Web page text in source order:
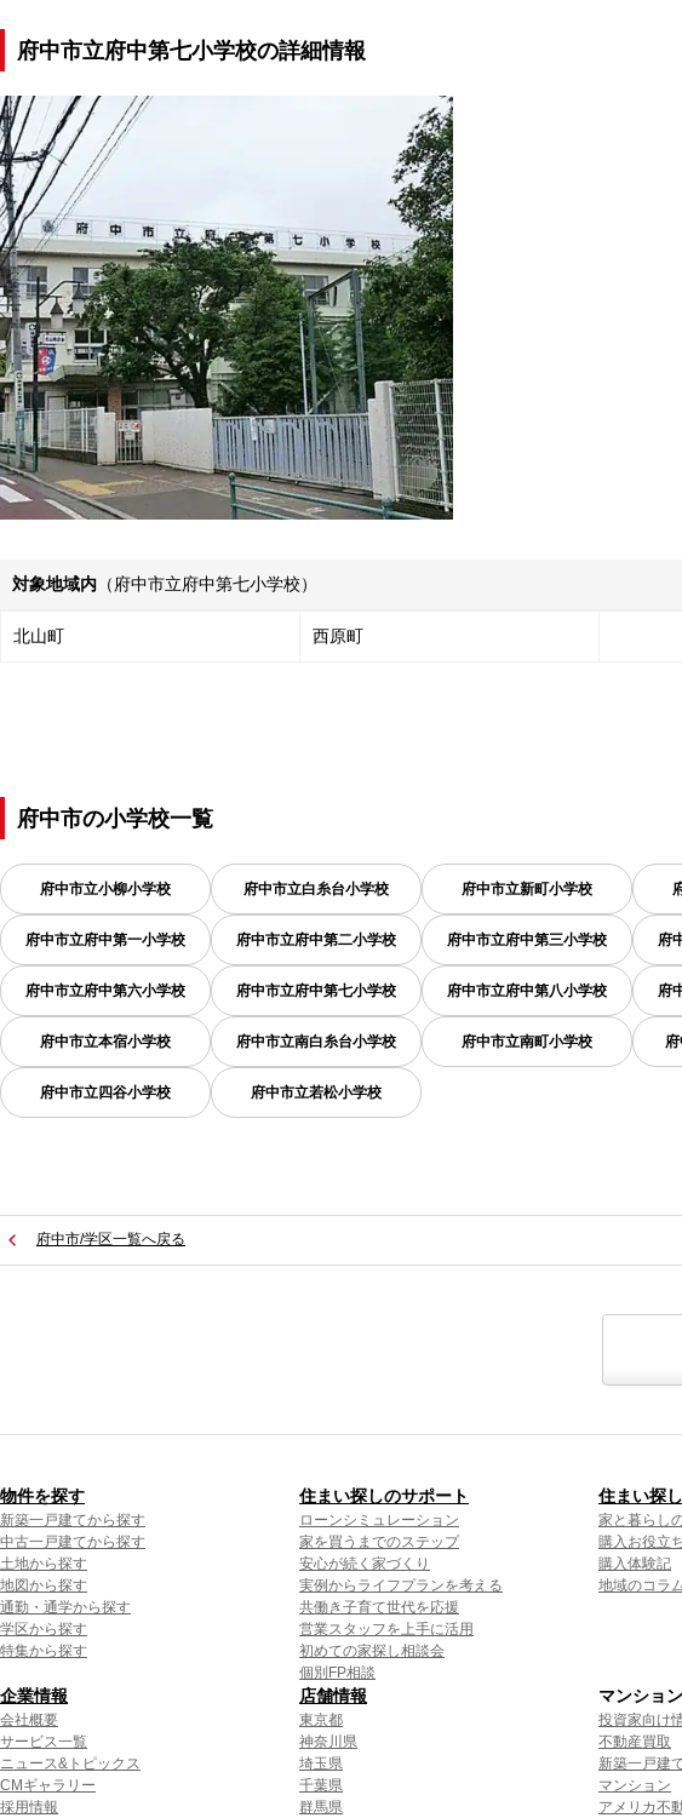
府中市立府中第七小学校の詳細情報
対象地域内 （府中市立府中第七小学校）
北山町 西原町
府中市の小学校一覧
府中市立小柳小学校 府中市立白糸台小学校 府中市立新町小学校
府中市立府中第一小学校 府中市立府中第二小学校 府中市立府中第三小学校 府
府中市立府中第六小学校 府中市立府中第七小学校 府中市立府中第八小学校 府
府中市立本宿小学校 府中市立南白糸台小学校 府中市立南町小学校
府中市立四谷小学校 府中市立若松小学校
府中市/学区一覧へ戻る
物件を探す
新築一戸建てから探す
中古一戸建てから探す
土地から探す
地図から探す
通勤・通学から探す
学区から探す
特集から探す
住まい探しのサポート
ローンシミュレーション
家を買うまでのステップ
安心が続く家づくり
実例からライフプランを考える
共働き子育て世代を応援
営業スタッフを上手に活用
初めての家探し相談会
個別FP相談
住まい探
家と暮らし
購入お役立
購入体験記
地域のコラ
企業情報
会社概要
サービス一覧
ニュース&トピックス
CMギャラリー
採用情報
店舗情報
東京都
神奈川県
埼玉県
千葉県
群馬県
マンショ
投資家向け
不動産買取
新築一戸建
マンション
アメリカ不